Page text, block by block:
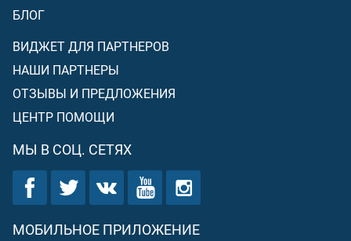
БЛОГ
ВИДЖЕТ ДЛЯ ПАРТНЕРОВ
НАШИ ПАРТНЕРЫ
ОТЗЫВЫ И ПРЕДЛОЖЕНИЯ
ЦЕНТР ПОМОЩИ
МЫ В СОЦ. СЕТЯХ
МОБИЛЬНОЕ ПРИЛОЖЕНИЕ